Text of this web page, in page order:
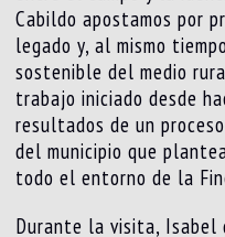
Cabildo apostamos por
legado y, al mismo
sostenible del medio
trabajo iniciado desde
resultados de un
del municipio que
todo el entorno de la
Durante la visita, Isabel